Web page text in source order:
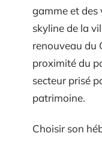
gamme et des
skyline de la
renouveau du
proximité du
secteur prisé
patrimoine.
Choisir son